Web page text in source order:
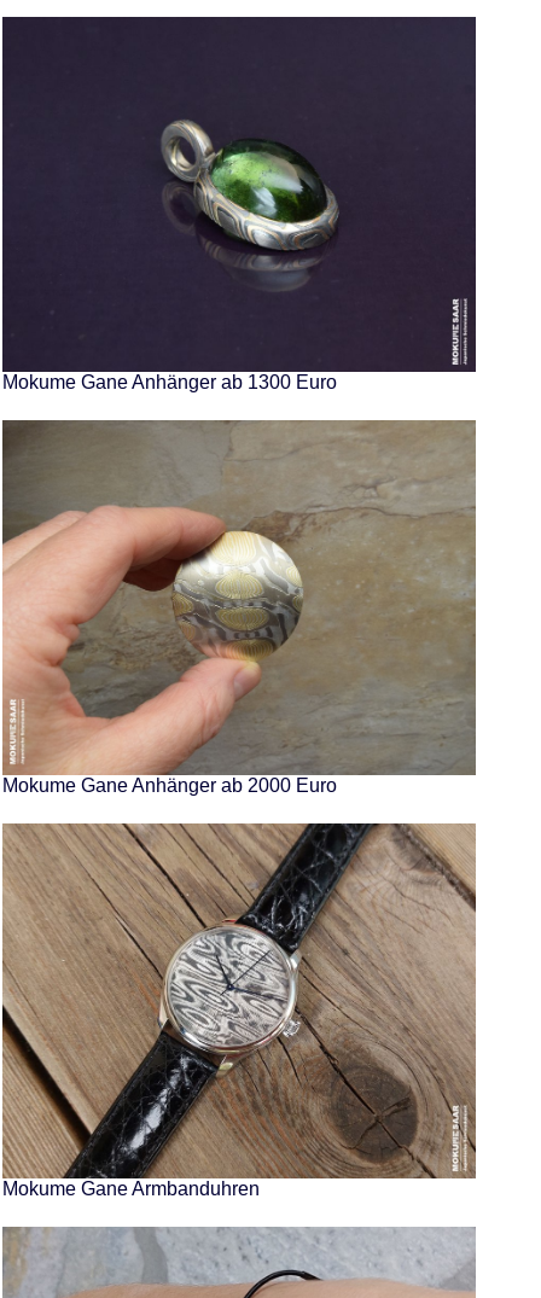
Mokume Gane Anhänger ab 1300 Euro
Mokume Gane Anhänger ab 2000 Euro
Mokume Gane Armbanduhren